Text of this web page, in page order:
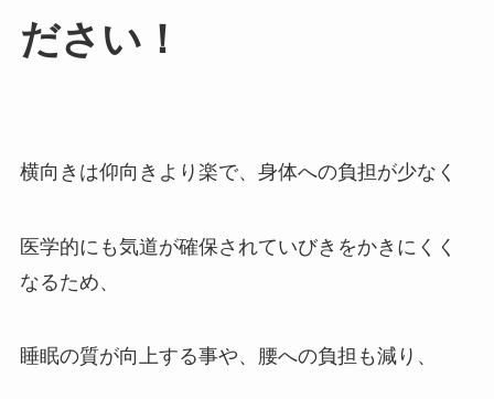
ださい！
横向きは仰向きより楽で、身体への負担が少なく
医学的にも気道が確保されていびきをかきにくく
なるため、
睡眠の質が向上する事や、腰への負担も減り、